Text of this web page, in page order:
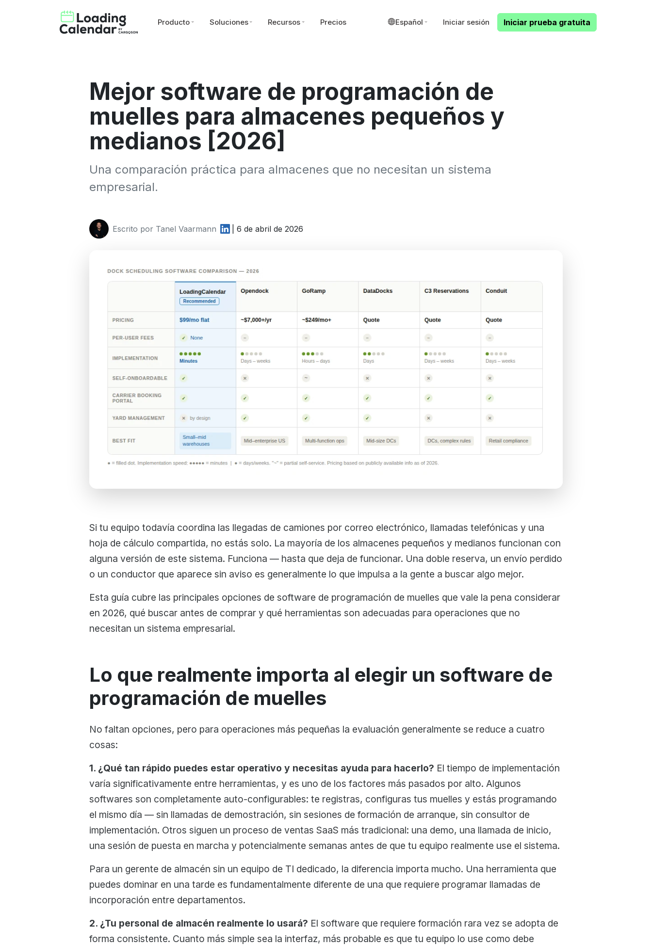
Producto Soluciones Recursos Precios Español Iniciar sesión Iniciar prueba gratuita
Mejor software de programación de
muelles para almacenes pequeños y
medianos [2026]
Una comparación práctica para almacenes que no necesitan un sistema
empresarial.
Escrito por Tanel Vaarmann | 6 de abril de 2026
Si tu equipo todavía coordina las llegadas de camiones por correo electrónico, llamadas telefónicas y una
hoja de cálculo compartida, no estás solo. La mayoría de los almacenes pequeños y medianos funcionan con
alguna versión de este sistema. Funciona — hasta que deja de funcionar. Una doble reserva, un envío perdido
o un conductor que aparece sin aviso es generalmente lo que impulsa a la gente a buscar algo mejor.
Esta guía cubre las principales opciones de software de programación de muelles que vale la pena considerar
en 2026, qué buscar antes de comprar y qué herramientas son adecuadas para operaciones que no
necesitan un sistema empresarial.
Lo que realmente importa al elegir un software de
programación de muelles
No faltan opciones, pero para operaciones más pequeñas la evaluación generalmente se reduce a cuatro
cosas:
1. ¿Qué tan rápido puedes estar operativo y necesitas ayuda para hacerlo? El tiempo de implementación
varía significativamente entre herramientas, y es uno de los factores más pasados por alto. Algunos
softwares son completamente auto-configurables: te registras, configuras tus muelles y estás programando
el mismo día — sin llamadas de demostración, sin sesiones de formación de arranque, sin consultor de
implementación. Otros siguen un proceso de ventas SaaS más tradicional: una demo, una llamada de inicio,
una sesión de puesta en marcha y potencialmente semanas antes de que tu equipo realmente use el sistema.
Para un gerente de almacén sin un equipo de TI dedicado, la diferencia importa mucho. Una herramienta que
puedes dominar en una tarde es fundamentalmente diferente de una que requiere programar llamadas de
incorporación entre departamentos.
2. ¿Tu personal de almacén realmente lo usará? El software que requiere formación rara vez se adopta de
forma consistente. Cuanto más simple sea la interfaz, más probable es que tu equipo lo use como debe